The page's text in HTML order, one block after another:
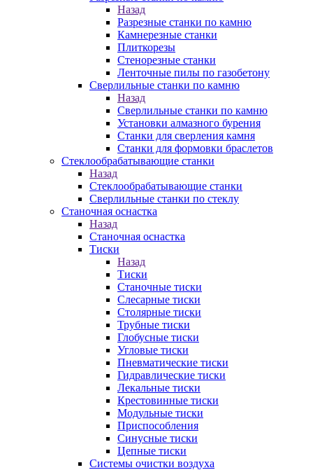
Назад
Разрезные станки по камню
Камнерезные станки
Плиткорезы
Стенорезные станки
Ленточные пилы по газобетону
Сверлильные станки по камню
Назад
Сверлильные станки по камню
Установки алмазного бурения
Станки для сверления камня
Станки для формовки браслетов
Стеклообрабатывающие станки
Назад
Стеклообрабатывающие станки
Сверлильные станки по стеклу
Станочная оснастка
Назад
Станочная оснастка
Тиски
Назад
Тиски
Станочные тиски
Слесарные тиски
Столярные тиски
Трубные тиски
Глобусные тиски
Угловые тиски
Пневматические тиски
Гидравлические тиски
Лекальные тиски
Крестовинные тиски
Модульные тиски
Приспособления
Синусные тиски
Цепные тиски
Системы очистки воздуха